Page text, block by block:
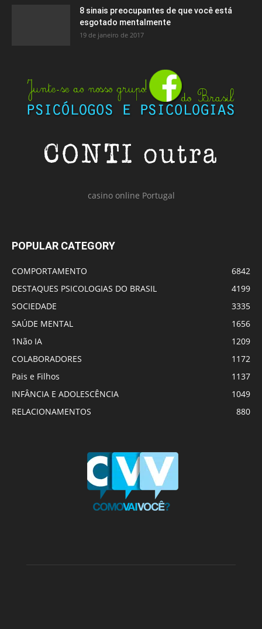
8 sinais preocupantes de que você está
esgotado mentalmente
19 de janeiro de 2017
casino online Portugal
POPULAR CATEGORY
COMPORTAMENTO
6842
DESTAQUES PSICOLOGIAS DO BRASIL
4199
SOCIEDADE
3335
SAÚDE MENTAL
1656
1Não IA
1209
COLABORADORES
1172
Pais e Filhos
1137
INFÂNCIA E ADOLESCÊNCIA
1049
RELACIONAMENTOS
880